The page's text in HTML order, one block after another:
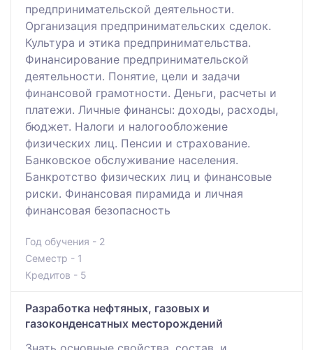
предпринимательской деятельности.
Организация предпринимательских сделок.
Культура и этика предпринимательства.
Финансирование предпринимательской
деятельности. Понятие, цели и задачи
финансовой грамотности. Деньги, расчеты и
платежи. Личные финансы: доходы, расходы,
бюджет. Налоги и налогообложение
физических лиц. Пенсии и страхование.
Банковское обслуживание населения.
Банкротство физических лиц и финансовые
риски. Финансовая пирамида и личная
финансовая безопасность
Год обучения - 2
Семестр - 1
Кредитов - 5
Разработка нефтяных, газовых и
газоконденсатных месторождений